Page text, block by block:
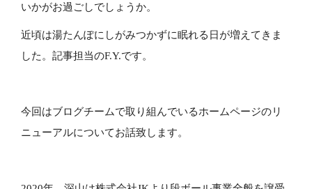
いかがお過ごしでしょうか。
近頃は湯たんぽにしがみつかずに眠れる日が増えてきま
した。記事担当のF.Y.です。
今回はブログチームで取り組んでいるホームページのリ
ニューアルについてお話致します。